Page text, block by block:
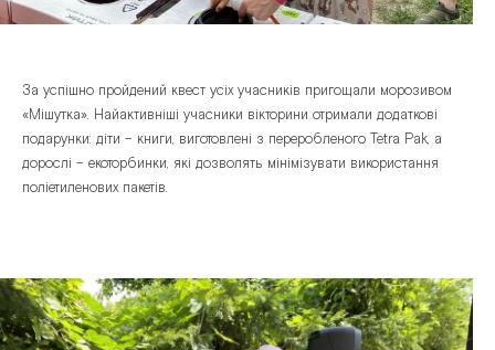
За успішно пройдений квест усіхучасників пригощали морозивом
«Мішутка». Найактивніші учасники вікторини отримали додаткові
подарунки: діти – книги, виготовлені з переробленого Tetra Pak, а
дорослі – екоторбинки, які дозволять мінімізувати використання
поліетиленових пакетів.